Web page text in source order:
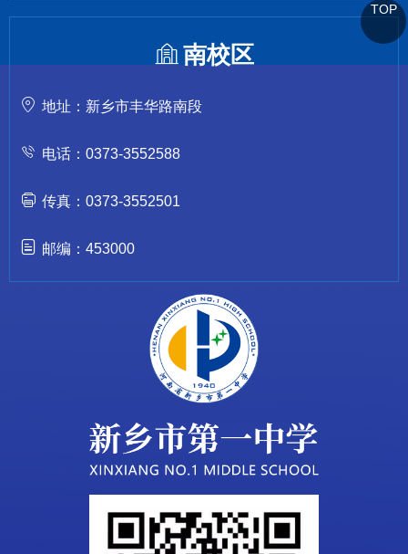
南校区
地址：新乡市丰华路南段
电话：0373-3552588
传真：0373-3552501
邮编：453000
TOP